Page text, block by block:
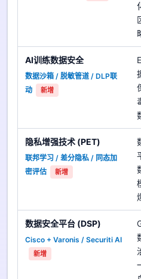
AI训练数据安全
数据沙箱 / 脱敏管道 / DLP联
动
新增
隐私增强技术 (PET)
联邦学习 / 差分隐私 / 同态加
密评估
新增
数据安全平台 (DSP)
Cisco + Varonis / Securiti AI
新增